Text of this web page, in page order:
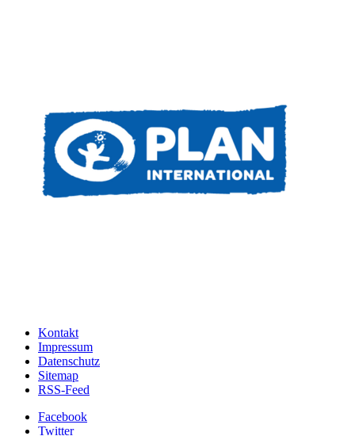
Kontakt
Impressum
Datenschutz
Sitemap
RSS-Feed
Facebook
Twitter